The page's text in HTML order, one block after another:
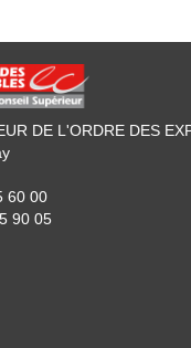
DE L'ORDRE DES
60 00
90 05